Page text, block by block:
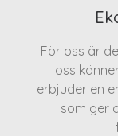
För oss är
oss
erbjuder en
som ger